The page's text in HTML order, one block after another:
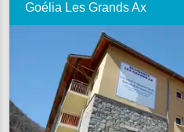
Goélia Les Grands Ax